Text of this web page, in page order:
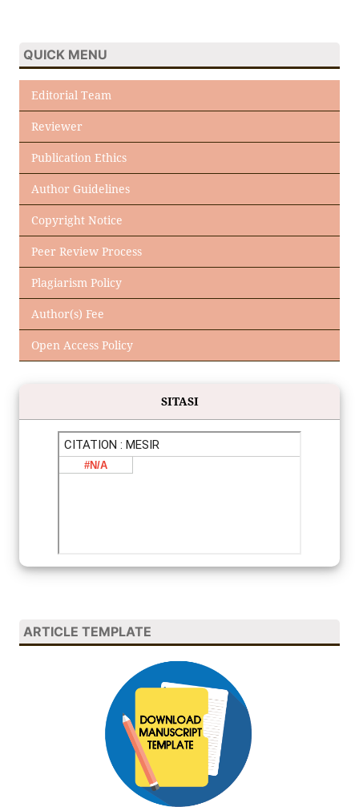
QUICK MENU
Editorial Team
Reviewer
Publication Ethics
Author Guidelines
Copyright Notice
Peer Review Process
Plagiarism Policy
Author(s) Fee
Open Access Policy
SITASI
ARTICLE TEMPLATE